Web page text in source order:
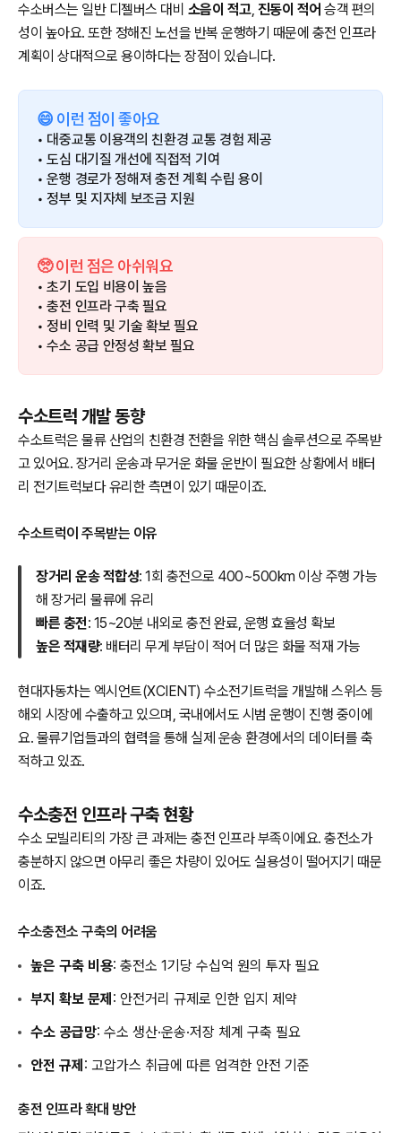
수소버스는 일반 디젤버스 대비 소음이 적고, 진동이 적어 승객 편의
성이 높아요. 또한 정해진 노선을 반복 운행하기 때문에 충전 인프라
계획이 상대적으로 용이하다는 장점이 있습니다.
😄 이런 점이 좋아요
• 대중교통 이용객의 친환경 교통 경험 제공
• 도심 대기질 개선에 직접적 기여
• 운행 경로가 정해져 충전 계획 수립 용이
• 정부 및 지자체 보조금 지원
🥺 이런 점은 아쉬워요
• 초기 도입 비용이 높음
• 충전 인프라 구축 필요
• 정비 인력 및 기술 확보 필요
• 수소 공급 안정성 확보 필요
수소트럭 개발 동향
수소트럭은 물류 산업의 친환경 전환을 위한 핵심 솔루션으로 주목받
고 있어요. 장거리 운송과 무거운 화물 운반이 필요한 상황에서 배터
리 전기트럭보다 유리한 측면이 있기 때문이죠.
수소트럭이 주목받는 이유
장거리 운송 적합성: 1회 충전으로 400~500km 이상 주행 가능
해 장거리 물류에 유리
빠른 충전: 15~20분 내외로 충전 완료, 운행 효율성 확보
높은 적재량: 배터리 무게 부담이 적어 더 많은 화물 적재 가능
현대자동차는 엑시언트(XCIENT) 수소전기트럭을 개발해 스위스 등
해외 시장에 수출하고 있으며, 국내에서도 시범 운행이 진행 중이에
요. 물류기업들과의 협력을 통해 실제 운송 환경에서의 데이터를 축
적하고 있죠.
수소충전 인프라 구축 현황
수소 모빌리티의 가장 큰 과제는 충전 인프라 부족이에요. 충전소가
충분하지 않으면 아무리 좋은 차량이 있어도 실용성이 떨어지기 때문
이죠.
수소충전소 구축의 어려움
높은 구축 비용: 충전소 1기당 수십억 원의 투자 필요
부지 확보 문제 : 안전거리 규제로 인한 입지 제약
수소 공급망: 수소 생산·운송·저장 체계 구축 필요
안전 규제 : 고압가스 취급에 따른 엄격한 안전 기준
충전 인프라 확대 방안